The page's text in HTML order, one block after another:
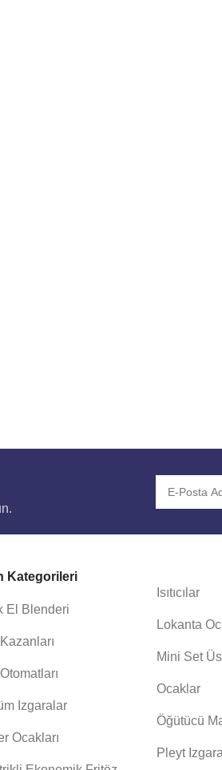
Kategorileri
El Blenderi
Izgaralar
Ocakları
Isıtıcılar
Lokanta
Mini Set
Ocaklar
Öğütücü
Pleyt